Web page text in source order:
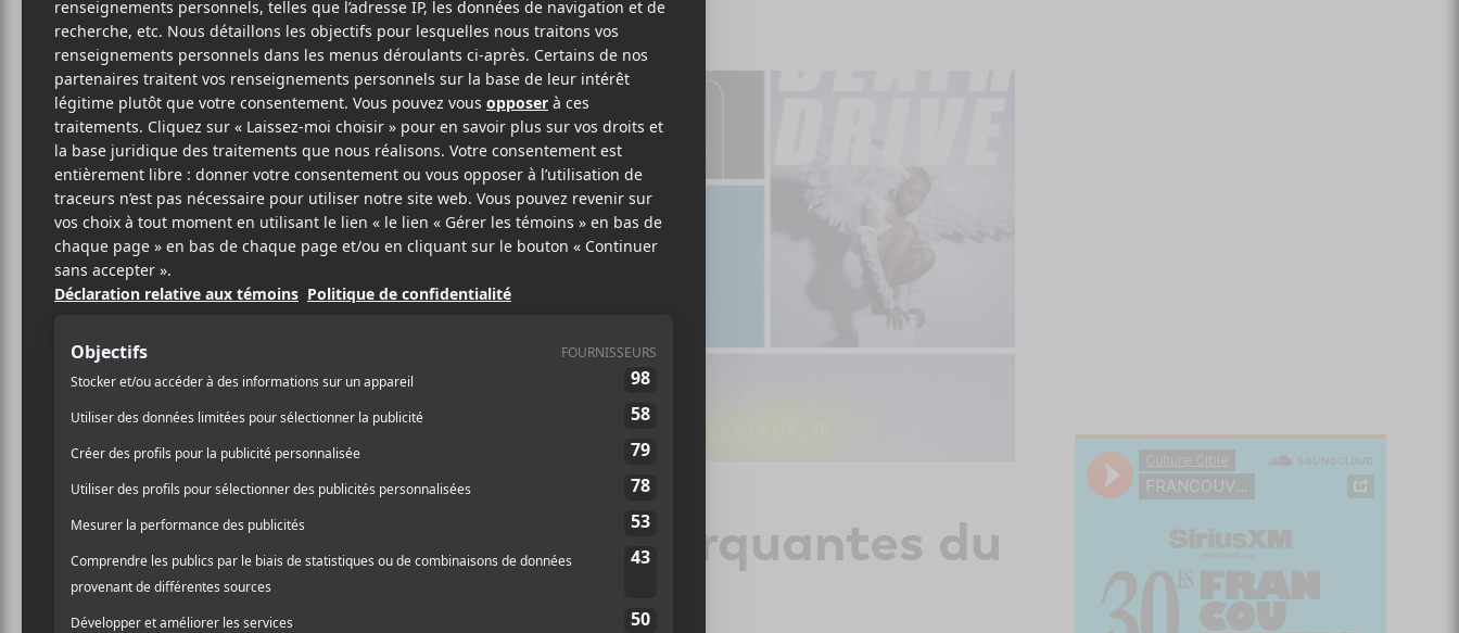
5 SEPTEMBRE 2019
PARLOUIS-PHILIPPE
LABRÈCHE
/ FOLK
/ FRANCOPHONE
/ ROCK
PARTAGER
F
A
B
O
O
K
T
W
T
R
P
A
E
R
Les chansons marquantes du
mois d’août 2019